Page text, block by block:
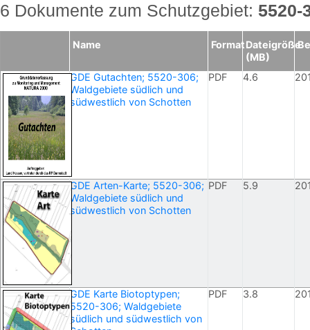
6 Dokumente zum Schutzgebiet: 5520-
Name FormatDateigröße
(MB)
GDE Gutachten; 5520-306;
Waldgebiete südlich und
südwestlich von Schotten
PDF 4.6
GDE Arten-Karte; 5520-306;
Waldgebiete südlich und
südwestlich von Schotten
PDF 5.9
GDE Karte Biotoptypen;
5520-306; Waldgebiete
südlich und südwestlich von
PDF 3.8